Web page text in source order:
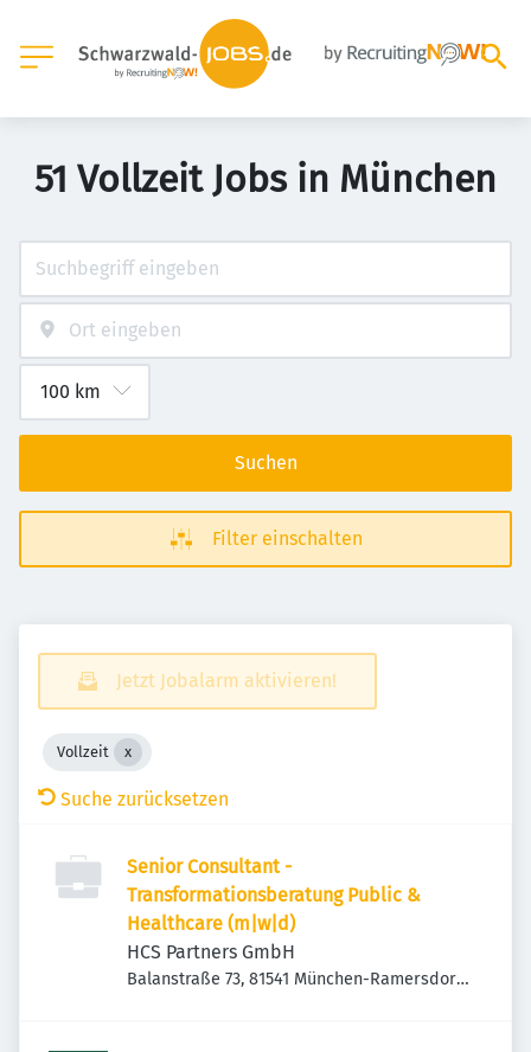
51 Vollzeit Jobs in München
Suchen
Filter einschalten
Jetzt Jobalarm aktivieren!
Vollzeit
Suche zurücksetzen
Senior Consultant -
Transformationsberatung Public &
Healthcare (m|w|d)
HCS Partners GmbH
Balanstraße 73, 81541 München-Ramersdorf-